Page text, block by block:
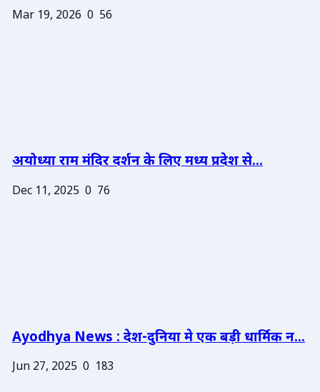
Mar 19, 2026 0 56
अयोध्या राम मंदिर दर्शन के लिए मध्य प्रदेश से...
Dec 11, 2025 0 76
Ayodhya News : देश-दुनिया मे एक बड़ी धार्मिक न...
Jun 27, 2025 0 183